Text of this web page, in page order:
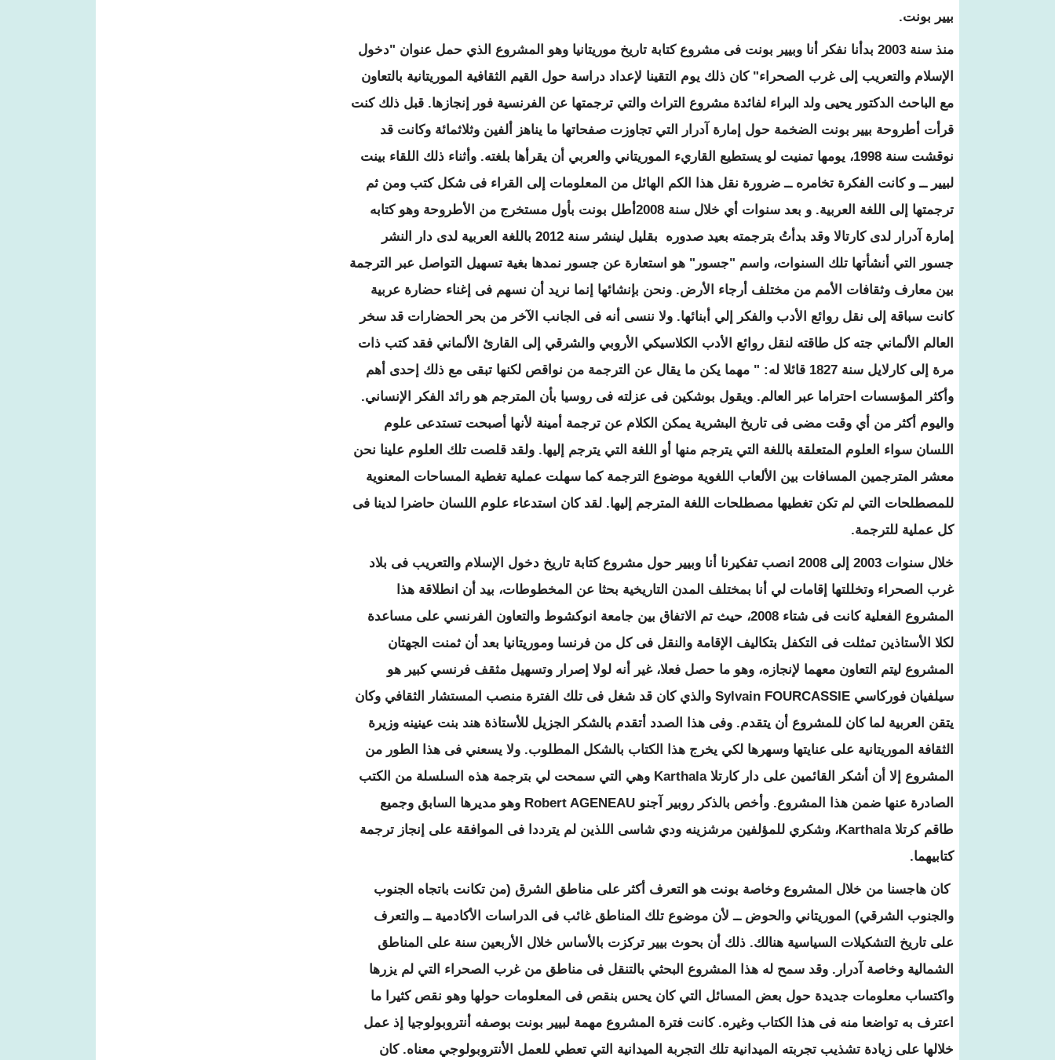
بيير بونت.
منذ سنة 2003 بدأنا نفكر أنا وبيير بونت فى مشروع كتابة تاريخ موريتانيا وهو المشروع الذي حمل عنوان "دخول
الإسلام والتعريب إلى غرب الصحراء" كان ذلك يوم التقينا لإعداد دراسة حول القيم الثقافية الموريتانية بالتعاون
مع الباحث الدكتور يحيى ولد البراء لفائدة مشروع التراث والتي ترجمتها عن الفرنسية فور إنجازها. قبل ذلك كنت
قرأت أطروحة بيير بونت الضخمة حول إمارة آدرار التي تجاوزت صفحاتها ما يناهز ألفين وثلاثمائة وكانت قد
نوقشت سنة 1998، يومها تمنيت لو يستطيع القاريء الموريتاني والعربي أن يقرأها بلغته. وأثناء ذلك اللقاء بينت
لبيير ــ و كانت الفكرة تخامره ــ ضرورة نقل هذا الكم الهائل من المعلومات إلى القراء فى شكل كتب ومن ثم
ترجمتها إلى اللغة العربية. و بعد سنوات أي خلال سنة 2008أطل بونت بأول مستخرج من الأطروحة وهو كتابه
إمارة آدرار لدى كارتالا وقد بدأتُ بترجمته بعيد صدوره بقليل لينشر سنة 2012 باللغة العربية لدى دار النشر
جسور التي أنشأتها تلك السنوات، واسم "جسور" هو استعارة عن جسور نمدها بغية تسهيل التواصل عبر الترجمة
بين معارف وثقافات الأمم من مختلف أرجاء الأرض. ونحن بإنشائها إنما نريد أن نسهم فى إغناء حضارة عربية
كانت سباقة إلى نقل روائع الأدب والفكر إلي أبنائها. ولا ننسى أنه فى الجانب الآخر من بحر الحضارات قد سخر
العالم الألماني جته كل طاقته لنقل روائع الأدب الكلاسيكي الأروبي والشرقي إلى القارئ الألماني فقد كتب ذات
مرة إلى كارلايل سنة 1827 قائلا له: " مهما يكن ما يقال عن الترجمة من نواقص لكنها تبقى مع ذلك إحدى أهم
وأكثر المؤسسات احتراما عبر العالم. ويقول بوشكين فى عزلته فى روسيا بأن المترجم هو رائد الفكر الإنساني.
واليوم أكثر من أي وقت مضى فى تاريخ البشرية يمكن الكلام عن ترجمة أمينة لأنها أصبحت تستدعى علوم
اللسان سواء العلوم المتعلقة باللغة التي يترجم منها أو اللغة التي يترجم إليها. ولقد قلصت تلك العلوم علينا نحن
معشر المترجمين المسافات بين الألعاب اللغوية موضوع الترجمة كما سهلت عملية تغطية المساحات المعنوية
للمصطلحات التي لم تكن تغطيها مصطلحات اللغة المترجم إليها. لقد كان استدعاء علوم اللسان حاضرا لدينا فى
كل عملية للترجمة.
خلال سنوات 2003 إلى 2008 انصب تفكيرنا أنا وبيير حول مشروع كتابة تاريخ دخول الإسلام والتعريب فى بلاد
غرب الصحراء وتخللتها إقامات لي أنا بمختلف المدن التاريخية بحثا عن المخطوطات، بيد أن انطلاقة هذا
المشروع الفعلية كانت فى شتاء 2008، حيث تم الاتفاق بين جامعة انوكشوط والتعاون الفرنسي على مساعدة
لكلا الأستاذين تمثلت فى التكفل بتكاليف الإقامة والنقل فى كل من فرنسا وموريتانيا بعد أن ثمنت الجهتان
المشروع ليتم التعاون معهما لإنجازه، وهو ما حصل فعلا، غير أنه لولا إصرار وتسهيل مثقف فرنسي كبير هو
سيلفيان فوركاسي Sylvain FOURCASSIE والذي كان قد شغل فى تلك الفترة منصب المستشار الثقافي وكان
يتقن العربية لما كان للمشروع أن يتقدم. وفى هذا الصدد أتقدم بالشكر الجزيل للأستاذة هند بنت عينينه وزيرة
الثقافة الموريتانية على عنايتها وسهرها لكي يخرج هذا الكتاب بالشكل المطلوب. ولا يسعني فى هذا الطور من
المشروع إلا أن أشكر القائمين على دار كارتلاKarthala وهي التي سمحت لي بترجمة هذه السلسلة من الكتب
الصادرة عنها ضمن هذا المشروع. وأخص بالذكر روبير آجنو Robert AGENEAU وهو مديرها السابق وجميع
طاقم كرتلاKarthala، وشكري للمؤلفين مرشزينه ودي شاسى اللذين لم يترددا فى الموافقة على إنجاز ترجمة
كتابيهما.
كان هاجسنا من خلال المشروع وخاصة بونت هو التعرف أكثر على مناطق الشرق (من تكانت باتجاه الجنوب
والجنوب الشرقي) الموريتاني والحوض ــ لأن موضوع تلك المناطق غائب فى الدراسات الأكادمية ــ والتعرف
على تاريخ التشكيلات السياسية هنالك. ذلك أن بحوث بيير تركزت بالأساس خلال الأربعين سنة على المناطق
الشمالية وخاصة آدرار. وقد سمح له هذا المشروع البحثي بالتنقل فى مناطق من غرب الصحراء التي لم يزرها
واكتساب معلومات جديدة حول بعض المسائل التي كان يحس بنقص فى المعلومات حولها وهو نقص كثيرا ما
اعترف به تواضعا منه فى هذا الكتاب وغيره. كانت فترة المشروع مهمة لبيير بونت بوصفه أنتروبولوجيا إذ عمل
خلالها على زيادة تشذيب تجربته الميدانية تلك التجربة الميدانية التي تعطي للعمل الأنتروبولوجي معناه. كان